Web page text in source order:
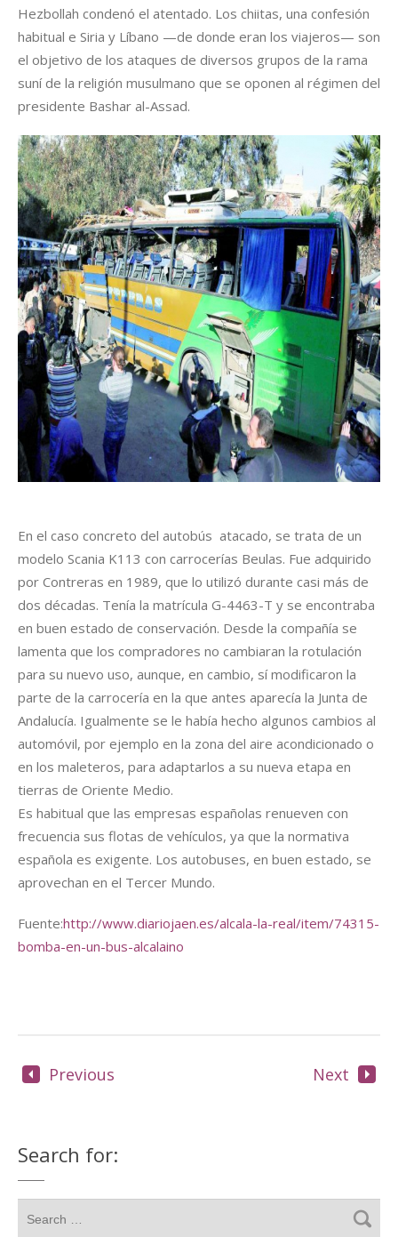
Hezbollah condenó el atentado. Los chiitas, una confesión
habitual e Siria y Líbano —de donde eran los viajeros— son
el objetivo de los ataques de diversos grupos de la rama
suní de la religión musulmano que se oponen al régimen del
presidente Bashar al-Assad.
En el caso concreto del autobús atacado, se trata de un
modelo Scania K113 con carrocerías Beulas. Fue adquirido
por Contreras en 1989, que lo utilizó durante casi más de
dos décadas. Tenía la matrícula G-4463-T y se encontraba
en buen estado de conservación. Desde la compañía se
lamenta que los compradores no cambiaran la rotulación
para su nuevo uso, aunque, en cambio, sí modificaron la
parte de la carrocería en la que antes aparecía la Junta de
Andalucía. Igualmente se le había hecho algunos cambios al
automóvil, por ejemplo en la zona del aire acondicionado o
en los maleteros, para adaptarlos a su nueva etapa en
tierras de Oriente Medio.
Es habitual que las empresas españolas renueven con
frecuencia sus flotas de vehículos, ya que la normativa
española es exigente. Los autobuses, en buen estado, se
aprovechan en el Tercer Mundo.
Fuente:http://www.diariojaen.es/alcala-la-real/item/74315-
bomba-en-un-bus-alcalaino
Previous Next
Search for: